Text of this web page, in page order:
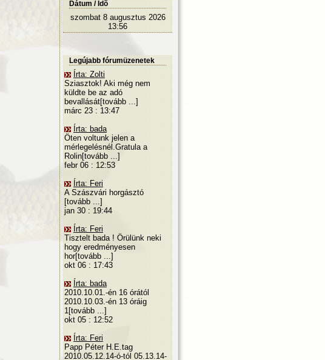
Dátum / Idõ
szombat 8 augusztus 2026
13:56
Legújabb fórumüzenetek
Írta: Zolti
Sziasztok! Aki még nem
küldte be az adó
bevallását[tovább ...]
márc 23 : 13:47
Írta: bada
Öten voltunk jelen a
mérlegelésnél.Gratula a
Rolin[tovább ...]
febr 06 : 12:53
Írta: Feri
A Szászvári horgásztó
[tovább ...]
jan 30 : 19:44
Írta: Feri
Tisztelt bada ! Örülünk neki
hogy eredményesen
hor[tovább ...]
okt 06 : 17:43
Írta: bada
2010.10.01.-én 16 órától
2010.10.03.-én 13 óráig
1[tovább ...]
okt 05 : 12:52
Írta: Feri
Papp Péter H.E.tag
2010.05.12.14-ó-tól 05.13.14-